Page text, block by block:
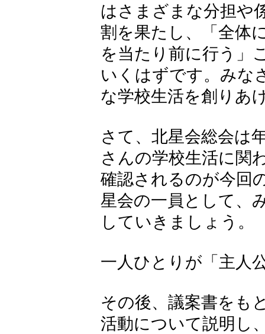
はさまざまな分担や
割を果たし、「全体
を当たり前に行う」
いくはずです。みな
な学校生活を創り
さて、北星会総会は
さんの学校生活に関
確認されるのが今回
星会の一員として、
していきましょう。
一人ひとりが「主
その後、議案書をも
活動について説明し